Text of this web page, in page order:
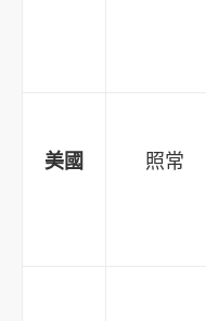
美國 照常